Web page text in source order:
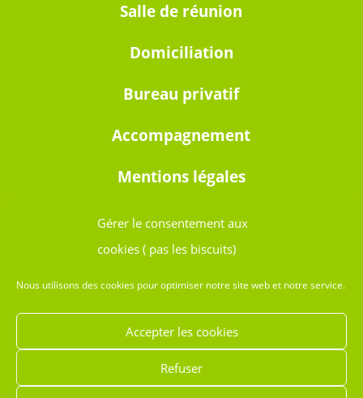
Gérer le consentement aux
cookies ( pas les biscuits)
Nous utilisons des cookies pour optimiser notre site web et notre service.
Accepter les cookies
Refuser
Salle de réunion
Domiciliation
Bureau privatif
Accompagnement
Mentions légales
Ouvert 24h/24 et 7j7
Sorgues
Le Pontet